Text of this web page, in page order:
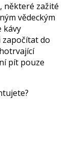
některé zažité
vědeckým
kávy
započítat do
pít pouze